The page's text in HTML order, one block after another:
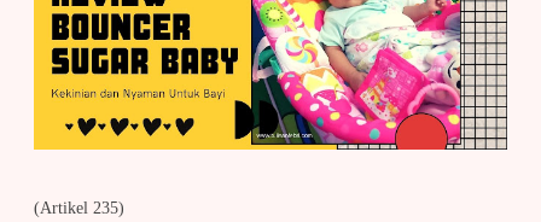
(Artikel 235)